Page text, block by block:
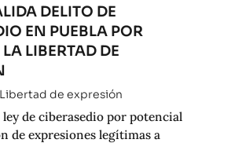
DELITO DE
EN PUEBLA POR
LIBERTAD DE
Libertad de expresión
ley de ciberasedio por potencial
de expresiones legítimas a